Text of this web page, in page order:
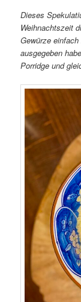
Dieses
Weihnachtszeit
Gewürze
ausgegeben
Porridge und